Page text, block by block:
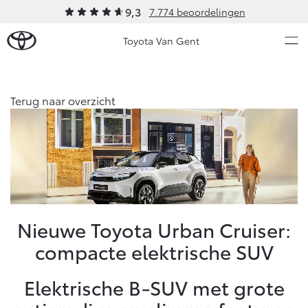
9,3 7.774 beoordelingen
Toyota Van Gent
Ons bedrijf
Ons bedrijf
Geschiedenis
Sponsoring
Contact en Route
Klantbeoordelingen
Modellen
Aygo X
HYBRIDE
Vanaf € 23.750,-
Yaris
HYBRIDE
Vanaf € 27.195,-
Occasions
Onderhoud
Diensten
Terug naar overzicht
Nieuwe Toyota Urban Cruiser:
compacte elektrische SUV
Elektrische B-SUV met grote